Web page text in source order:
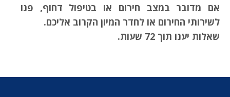
אם מדובר במצב חירום או בטיפול דחוף, פנו
לשירותי החירום או לחדר המיון הקרוב אליכם.
שאלות יענו תוך 72 שעות.